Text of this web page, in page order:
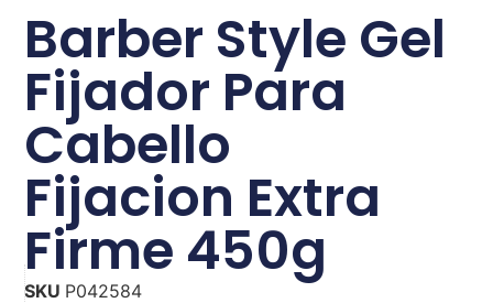
Barber Style Gel
Fijador Para
Cabello
Fijacion Extra
Firme 450g
SKU P042584